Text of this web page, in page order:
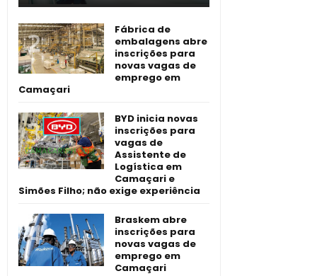
Fábrica de
embalagens abre
inscrições para
novas vagas de
emprego em
Camaçari
BYD inicia novas
inscrições para
vagas de
Assistente de
Logística em
Camaçari e
Simões Filho; não exige experiência
Braskem abre
inscrições para
novas vagas de
emprego em
Camaçari